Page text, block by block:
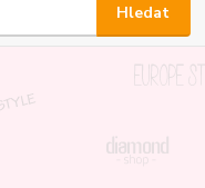
Hledat